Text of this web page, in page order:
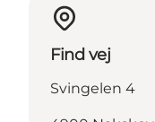
Find vej
Svingelen 4